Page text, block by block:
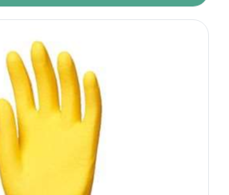
droite.
résistant, bonne
soit 12 sachets / carton